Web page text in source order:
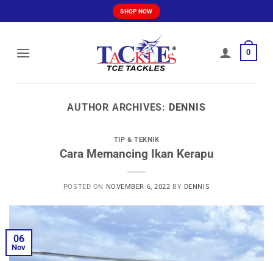
to
SHOP NOW
0
AUTHOR ARCHIVES: DENNIS
TIP & TEKNIK
Cara Memancing Ikan Kerapu
POSTED ON NOVEMBER 6, 2022 BY DENNIS
06
Nov